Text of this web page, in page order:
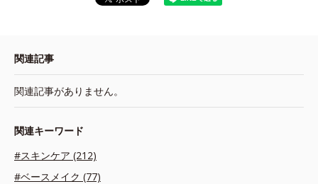
関連記事
関連記事がありません。
関連キーワード
#スキンケア (212)
#ベースメイク (77)